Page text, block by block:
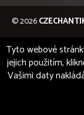
© 2026
Tyto webové
jejich použitím,
Vašimi daty